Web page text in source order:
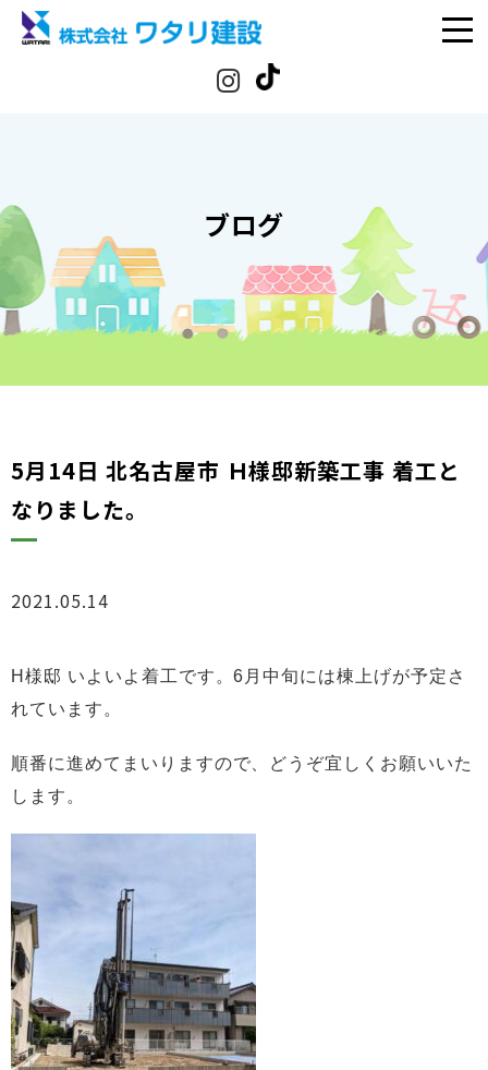
ブログ
5月14日 北名古屋市 Ｈ様邸新築工事 着工と
なりました。
2021.05.14
H様邸 いよいよ着工です。6月中旬には棟上げが予定さ
れています。
順番に進めてまいりますので、どうぞ宜しくお願いいた
します。